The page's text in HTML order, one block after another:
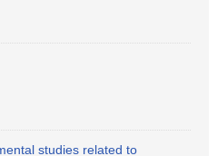
studies related to